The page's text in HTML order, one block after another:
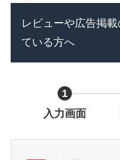
レビューや広告掲
ている方へ
1
入力画面